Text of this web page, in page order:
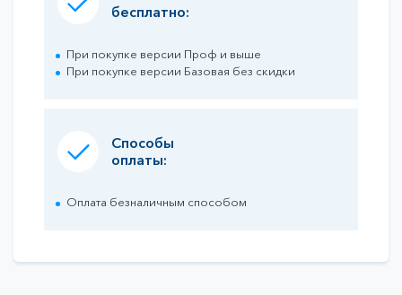
бесплатно:
При покупке версии Проф и выше
При покупке версии Базовая без скидки
Способы
оплаты:
Оплата безналичным способом